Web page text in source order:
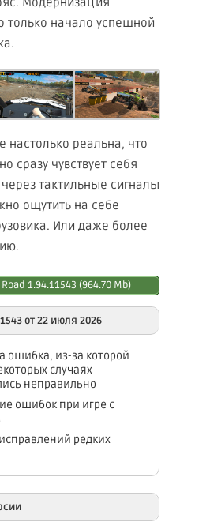
только начало успешной
настолько реальна, что
сразу чувствует себя
тактильные сигналы
ощутить на себе
Или даже более
1.94.11543 (964.70 Mb)
от 22 июля 2026
​​ошибка, из-за которой
случаях
неправильно
ошибок при игре с
редких